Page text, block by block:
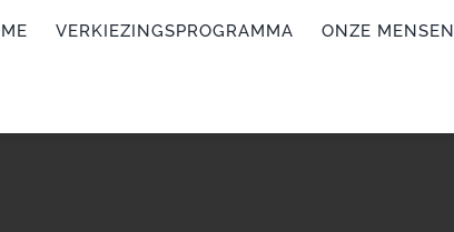
VERKIEZINGSPROGRAMMA ONZE MENSEN